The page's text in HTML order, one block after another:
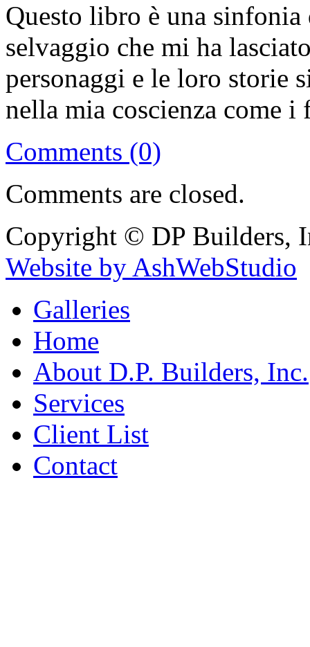
Questo libro è una
selvaggio che mi ha
personaggi e le loro storie
nella mia coscienza come
Comments (0)
Comments are closed.
Copyright © DP Builders,
Website by AshWebStudio
Galleries
Home
About D.P. Builders, Inc.
Services
Client List
Contact